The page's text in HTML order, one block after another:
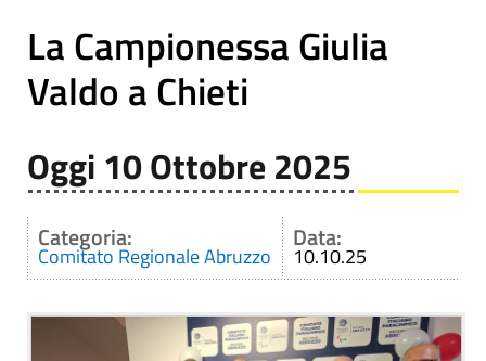
La Campionessa Giulia
Valdo a Chieti
Oggi 10 Ottobre 2025
Categoria:
Comitato Regionale Abruzzo
Data:
10.10.25